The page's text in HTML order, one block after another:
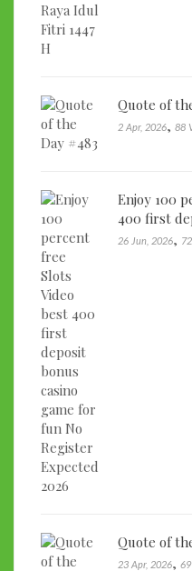
Quote of
2 Apr, 2026, 88
Enjoy 100
400 first
26 Jun, 2026,
Quote of
23 Apr, 2026,